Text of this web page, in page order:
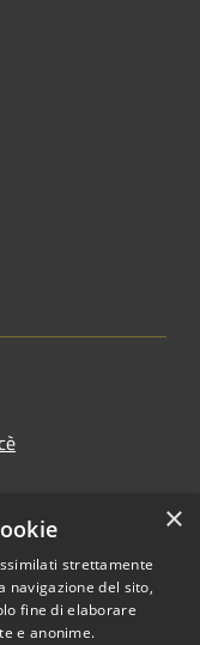
© 2026 • Comune di
×
strettamente
navigazione del sito,
fine di elaborare
e anonime.